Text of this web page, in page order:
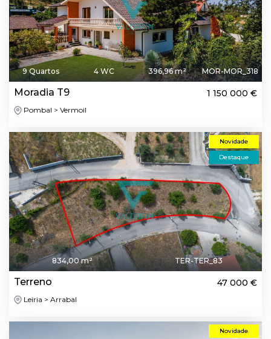
9 Quartos 4 WC 396,96 m² MOR-MOR_318
Moradia T9 1 150 000 €
Pombal > Vermoil
Novidade
Destaque
834,00 m² TER-TER_83
Terreno 47 000 €
Leiria > Arrabal
Novidade